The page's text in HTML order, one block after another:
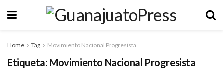
Home Tag Movimiento Nacional Progresista
Etiqueta: Movimiento Nacional Progresista